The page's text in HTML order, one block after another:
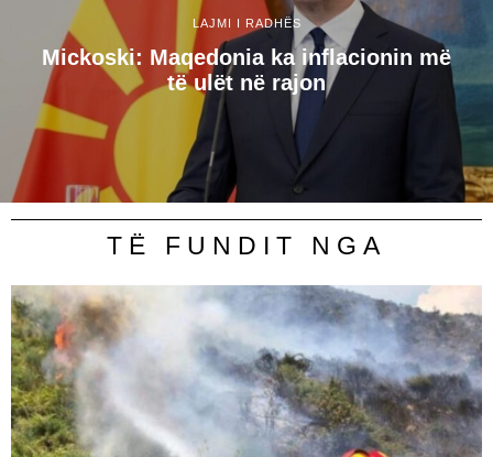
LAJMI I RADHËS
Mickoski: Maqedonia ka inflacionin më
të ulët në rajon
TË FUNDIT NGA